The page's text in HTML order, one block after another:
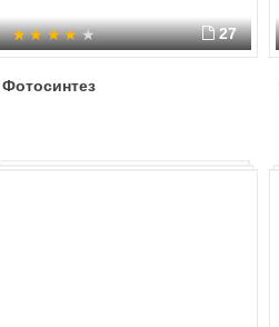
27
Фотосинтез